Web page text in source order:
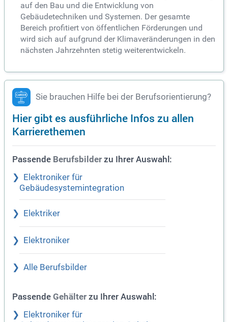
auf den Bau und die Entwicklung von
Gebäudetechniken und Systemen. Der gesamte
Bereich profitiert von öffentlichen Förderungen und
wird sich auf aufgrund der Klimaveränderungen in den
nächsten Jahrzehnten stetig weiterentwickeln.
Sie brauchen Hilfe bei der Berufsorientierung?
Hier gibt es ausführliche Infos zu allen
Karrierethemen
Passende Berufsbilder zu Ihrer Auswahl:
Elektroniker für
Gebäudesystemintegration
Elektriker
Elektroniker
Alle Berufsbilder
Passende Gehälter zu Ihrer Auswahl:
Elektroniker für